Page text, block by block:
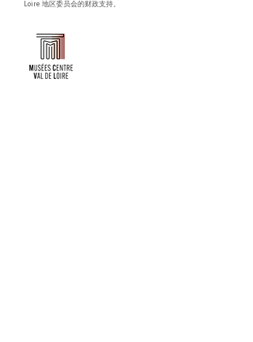
Loire 地区委员会的财政支持。